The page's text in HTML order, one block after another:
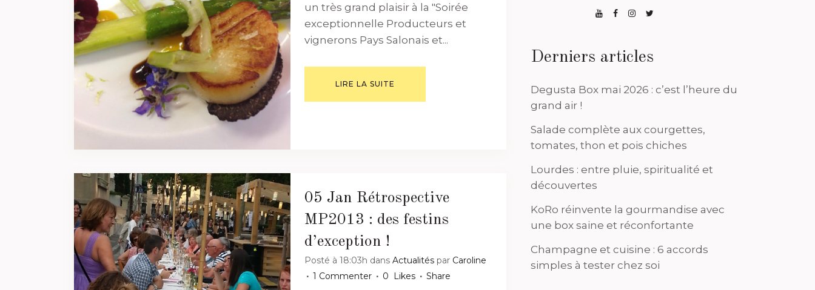
un très grand plaisir à la "Soirée
exceptionnelle Producteurs et
vignerons Pays Salonais et...
LIRE LA SUITE
05 Jan Rétrospective
MP2013 : des festins
d’exception !
Posté à 18:03h dans Actualités par Caroline
1 Commenter
0 Likes Share
Derniers articles
Degusta Box mai 2026 : c’est l’heure du
grand air !
Salade complète aux courgettes,
tomates, thon et pois chiches
Lourdes : entre pluie, spiritualité et
découvertes
KoRo réinvente la gourmandise avec
une box saine et réconfortante
Champagne et cuisine : 6 accords
simples à tester chez soi